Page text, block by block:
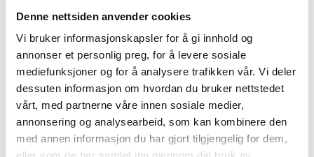
Denne nettsiden anvender cookies
Vi bruker informasjonskapsler for å gi innhold og
annonser et personlig preg, for å levere sosiale
mediefunksjoner og for å analysere trafikken vår. Vi deler
dessuten informasjon om hvordan du bruker nettstedet
vårt, med partnerne våre innen sosiale medier,
annonsering og analysearbeid, som kan kombinere den
med annen informasjon du har gjort tilgjengelig for dem,
NAV NYHETER NAV-SKANDALEN
Mest lest| Siste sju dager
Hundrevis av